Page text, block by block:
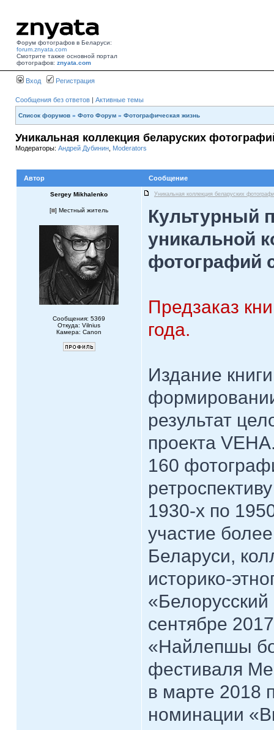
Форум фотографов в Беларуси:
forum.znyata.com
Смотрите также основной портал
фотографов: znyata.com
Вход Регистрация
Сообщения без ответов | Активные темы
Список форумов » Фото Форум » Фотографическая жизнь
Уникальная коллекция беларуских
Модераторы: Андрей Дубинин Moderators
Автор Сообщение
Sergey Mikhalenko Уникальная коллекция беларуских
[ ] Местный житель
Сообщения: 5369
Откуда: Vilnius
Камера: Canon
Культурный
уникальной
фотографий
Предзаказ
года.
Издание
результат
проекта
160
1930-х по
участие
Беларуси,
историко-
сентябре
«Найлепшы
фестиваля
в марте
номинации